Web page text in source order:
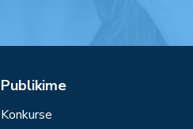
Publikime
Konkurse